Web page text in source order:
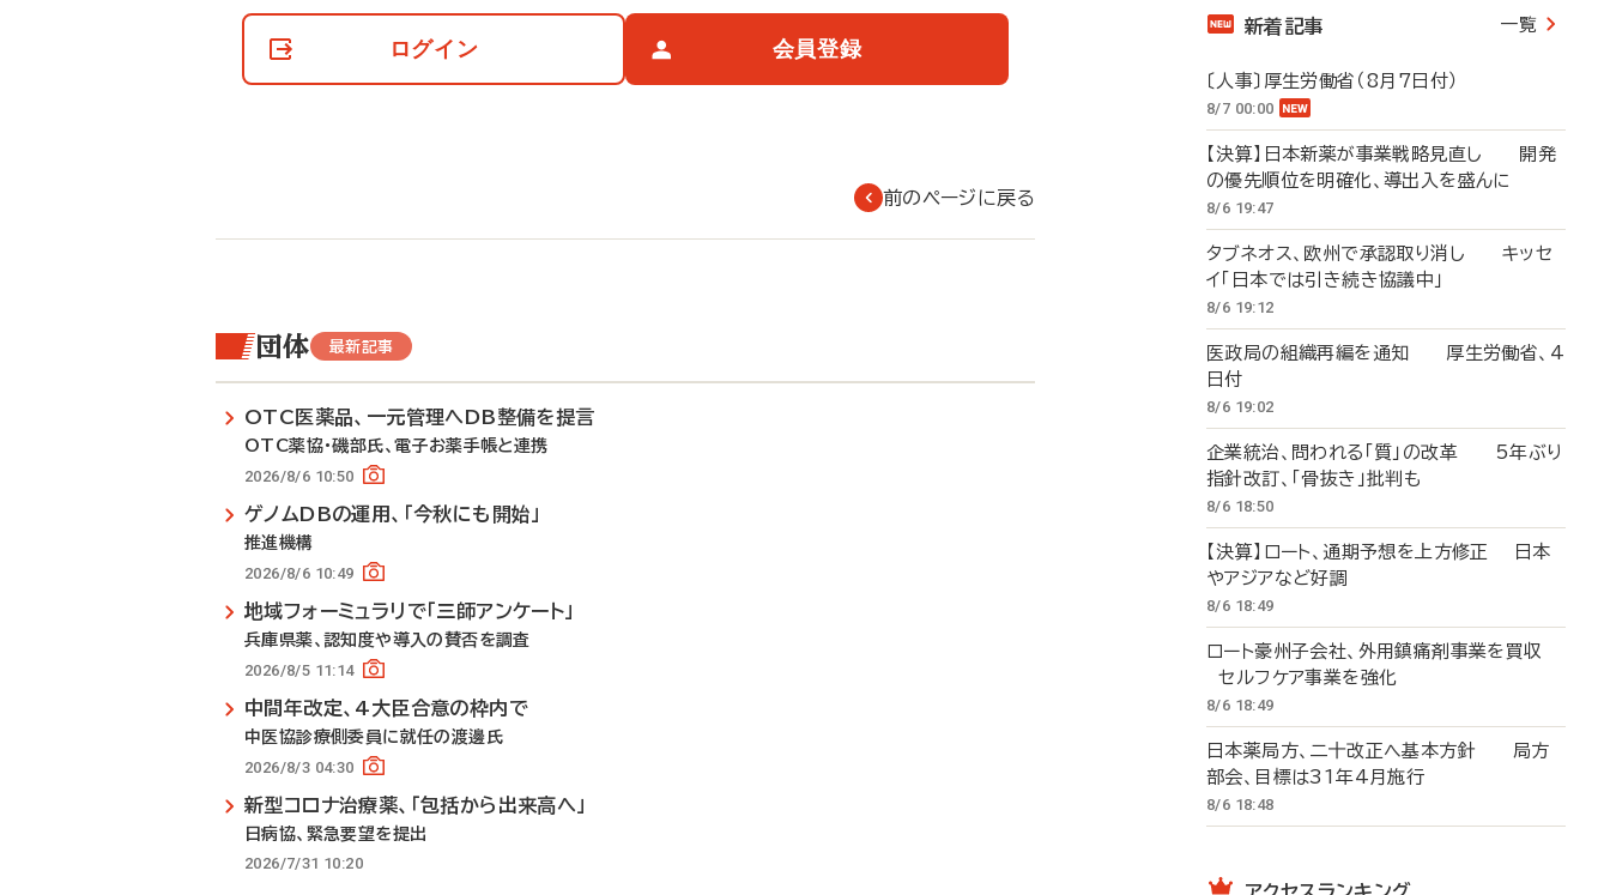
て
ログイン 会員登録
前のページに戻る
団体 最新記事
OTC医薬品、一元管理へDB整備を提言
OTC薬協・磯部氏、電子お薬手帳と連携
2026/8/6 10:50
ゲノムDBの運用、「今秋にも開始」
推進機構
2026/8/6 10:49
地域フォーミュラリで「三師アンケート」
兵庫県薬、認知度や導入の賛否を調査
2026/8/5 11:14
中間年改定、4大臣合意の枠内で
中医協診療側委員に就任の渡邊氏
2026/8/3 04:30
新型コロナ治療薬、「包括から出来高へ」
日病協、緊急要望を提出
2026/7/31 10:20
新着記事 一覧
〔人事〕厚生労働省（8月7日付）
8/7 00:00
【決算】日本新薬が事業戦略見直し 開発
の優先順位を明確化、導出入を盛んに
8/6 19:47
タブネオス、欧州で承認取り消し キッセ
イ「日本では引き続き協議中」
8/6 19:12
医政局の組織再編を通知 厚生労働省、4
日付
8/6 19:02
企業統治、問われる「質」の改革 5年ぶり
指針改訂、「骨抜き」批判も
8/6 18:50
【決算】ロート、通期予想を上方修正 日本
やアジアなど好調
8/6 18:49
ロート豪州子会社、外用鎮痛剤事業を買収
セルフケア事業を強化
8/6 18:49
日本薬局方、二十改正へ基本方針 局方
部会、目標は31年4月施行
8/6 18:48